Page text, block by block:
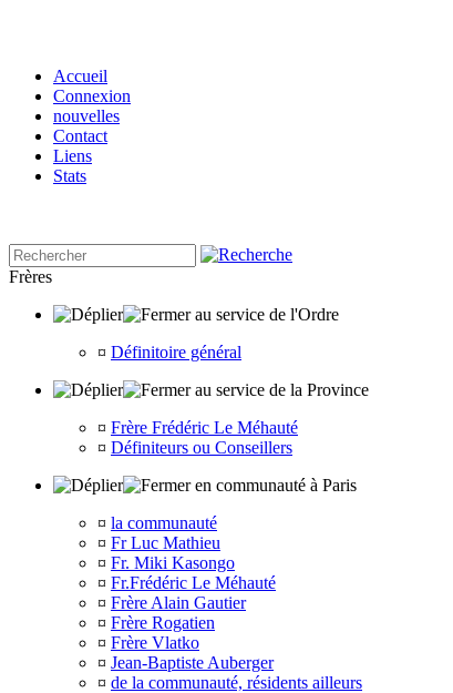
Accueil
Connexion
nouvelles
Contact
Liens
Stats
Frères
au service de l'Ordre
¤ Définitoire général
au service de la Province
¤ Frère Frédéric Le Méhauté
¤ Définiteurs ou Conseillers
en communauté à Paris
¤ la communauté
¤ Fr Luc Mathieu
¤ Fr. Miki Kasongo
¤ Fr.Frédéric Le Méhauté
¤ Frère Alain Gautier
¤ Frère Rogatien
¤ Frère Vlatko
¤ Jean-Baptiste Auberger
¤ de la communauté, résidents ailleurs